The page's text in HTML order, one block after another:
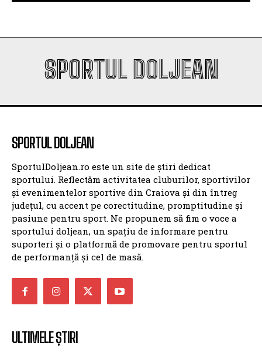
SPORTUL DOLJEAN
SPORTUL DOLJEAN
SportulDoljean.ro este un site de știri dedicat
sportului. Reflectăm activitatea cluburilor, sportivilor
și evenimentelor sportive din Craiova și din întreg
județul, cu accent pe corectitudine, promptitudine și
pasiune pentru sport. Ne propunem să fim o voce a
sportului doljean, un spațiu de informare pentru
suporteri și o platformă de promovare pentru sportul
de performanță și cel de masă.
ULTIMELE ȘTIRI